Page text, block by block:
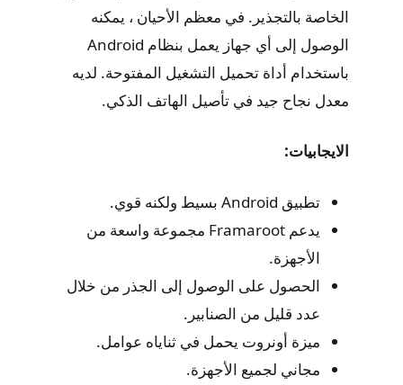
الخاصة بالتجذير. في معظم الأحيان ، يمكنه
الوصول إلى أي جهاز يعمل بنظام Android
باستخدام أداة تحميل التشغيل المفتوحة. لديه
معدل نجاح جيد في تأصيل الهاتف الذكي.
الايجابيات:
تطبيق Android بسيط ولكنه قوي.
يدعم Framaroot مجموعة واسعة من
الأجهزة.
الحصول على الوصول إلى الجذر من خلال
عدد قليل من الصنابير.
ميزة أونروت يحمل في ثناياه عوامل.
مجاني لجميع الأجهزة.